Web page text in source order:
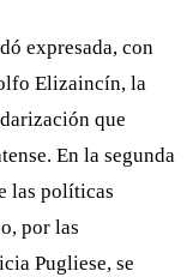
expresada, con
Elizaincín, la
que
En la segunda
las políticas
por las
Pugliese, se